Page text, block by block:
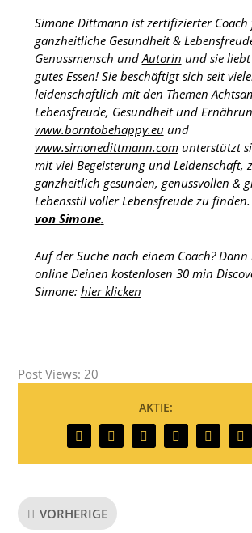
Simone Dittmann ist zertifizierter
ganzheitliche Gesundheit &
Genussmensch undAutorin und sie
gutes Essen! Sie beschäftigt sich seit
leidenschaftlich mit den Themen
Lebensfreude, Gesundheit und
www.borntobehappy.eu und
www.simonedittmann.comunterstützt
mit viel Begeisterung und Leidenschaft,
ganzheitlich gesunden, genussvollen &
Lebensstil voller Lebensfreude zu
von Simone.
Auf der Suche nach einem Coach?
online Deinen kostenlosen 30 min
Simone: hier klicken
Post Views: 20
AKTIE:
VORHERIGE